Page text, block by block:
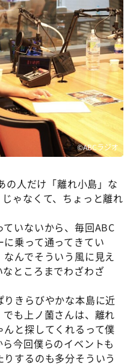
©️ABCラジオ
の人だけ「離れ小島」な
ゃなくて、ちょっと離れ
いないから、毎回ABC
乗って通ってきてい
んでそういう風に見え
ところまでわざわざ
きらびやかな本島に近
も上ノ薗さんは、離れ
と探してくれるって僕
今回僕らのイベントも
するのも多分そういう